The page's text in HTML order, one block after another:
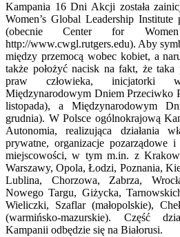
Kampania 16 Dni Akcji została
Women’s Global Leadership
(obecnie Center for
http://www.cwgl.rutgers.edu). Aby
między przemocą wobec kobiet, a
także położyć nacisk na fakt, że taka
praw człowieka, inicjatorki
Międzynarodowym Dniem Przeciwko
listopada), a Międzynarodowym
grudnia). W Polsce ogólnokrajową
Autonomia, realizująca działania
prywatne, organizacje pozarządowe
miejscowości, w tym m.in. z
Warszawy, Opola, Łodzi, Poznania,
Lublina, Chorzowa, Zabrza,
Nowego Targu, Giżycka,
Wieliczki, Szaflar (małopolskie),
(warmińsko-mazurskie). Część
Kampanii odbędzie się na Białorusi.